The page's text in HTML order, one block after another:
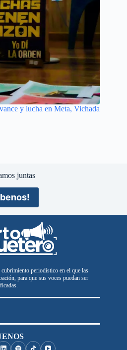
y lucha en Meta, Vichada
juntas
periodístico en el que las
para que sus voces puedan ser